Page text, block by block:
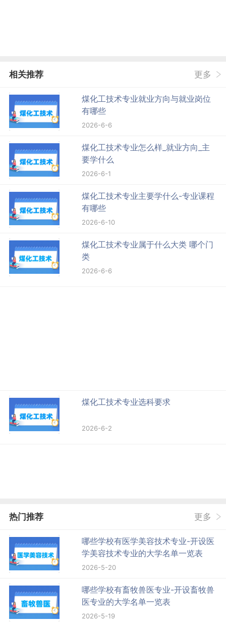
相关推荐 更多
煤化工技术专业就业方向与就业岗位
有哪些
2026-6-6
煤化工技术专业怎么样_就业方向_主
要学什么
2026-6-1
煤化工技术专业主要学什么-专业课程
有哪些
2026-6-10
煤化工技术专业属于什么大类 哪个门
类
2026-6-6
煤化工技术专业选科要求
2026-6-2
热门推荐 更多
哪些学校有医学美容技术专业-开设医
学美容技术专业的大学名单一览表
2026-5-20
哪些学校有畜牧兽医专业-开设畜牧兽
医专业的大学名单一览表
2026-5-19